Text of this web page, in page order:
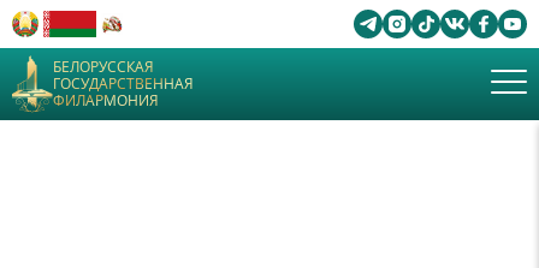
БЕЛОРУССКАЯ
ГОСУДАРСТВЕННАЯ
ФИЛАРМОНИЯ